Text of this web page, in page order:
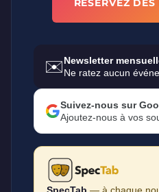
RÉSERVEZ
✉️Newsletter
Ne ratez aucun
Suivez-nous sur
Ajoutez-nous à vos